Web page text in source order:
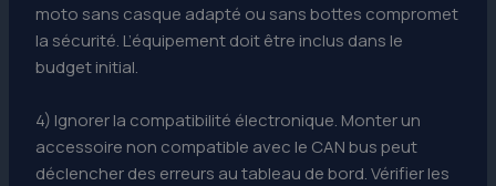
moto sans casque adapté ou sans bottes compromet
la sécurité. L’équipement doit être inclus dans le
budget initial.
4) Ignorer la compatibilité électronique. Monter un
accessoire non compatible avec le CAN bus peut
déclencher des erreurs au tableau de bord. Vérifier les